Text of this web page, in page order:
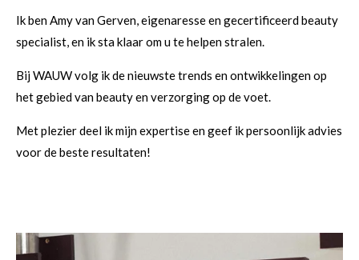
Ik ben Amy van Gerven, eigenaresse en gecertificeerd beauty
specialist, en ik sta klaar om u te helpen stralen.
Bij WAUW volg ik de nieuwste trends en ontwikkelingen op
het gebied van beauty en verzorging op de voet.
Met plezier deel ik mijn expertise en geef ik persoonlijk advies
voor de beste resultaten!